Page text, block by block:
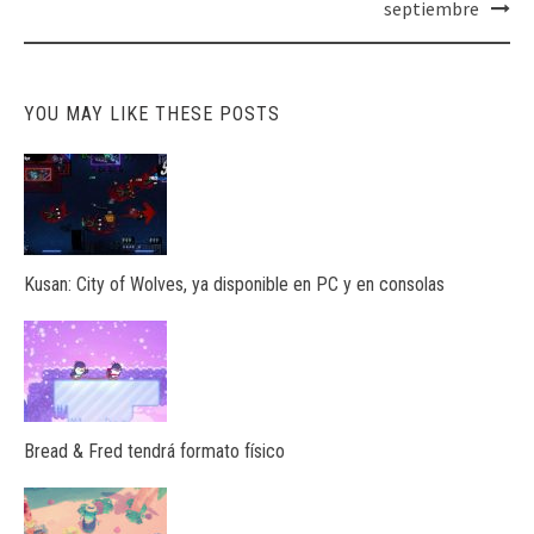
septiembre
YOU MAY LIKE THESE POSTS
Kusan: City of Wolves, ya disponible en PC y en consolas
Bread & Fred tendrá formato físico